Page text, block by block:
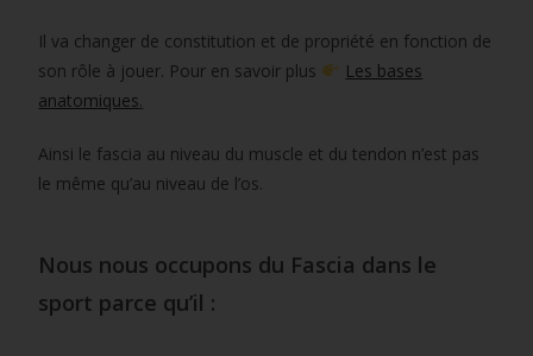
Il va changer de constitution et de propriété en fonction de
son rôle à jouer. Pour en savoir plus
Les bases
anatomiques.
Ainsi le fascia au niveau du muscle et du tendon n’est pas
le même qu’au niveau de l’os.
Nous nous occupons du Fascia dans le
sport parce qu’il :